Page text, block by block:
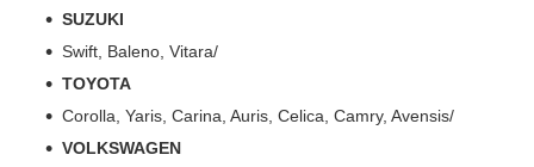
SUZUKI
Swift, Baleno, Vitara/
TOYOTA
Corolla, Yaris, Carina, Auris, Celica, Camry, Avensis/
VOLKSWAGEN